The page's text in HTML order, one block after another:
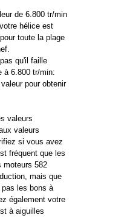
de 6.800 tr/min
hélice est
toute la plage
qu'il faille
à 6.800 tr/min:
pour obtenir
valeurs
valeurs
si vous avez
fréquent que les
moteurs 582
mais que
pas les bons à
également votre
à aiguilles